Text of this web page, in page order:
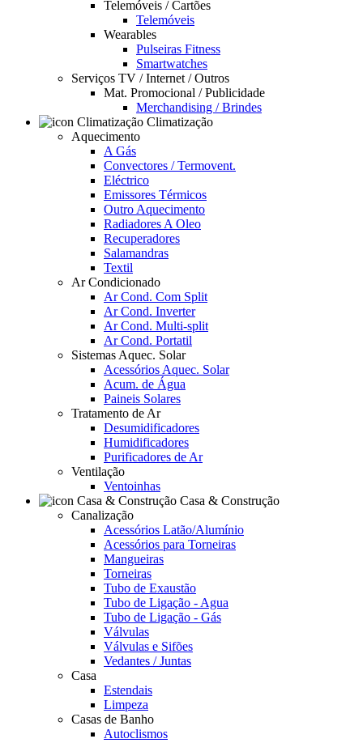
Telemóveis / Cartões
Telemóveis
Wearables
Pulseiras Fitness
Smartwatches
Serviços TV / Internet / Outros
Mat. Promocional / Publicidade
Merchandising / Brindes
Climatização
Aquecimento
A Gás
Convectores / Termovent.
Eléctrico
Emissores Térmicos
Outro Aquecimento
Radiadores A Oleo
Recuperadores
Salamandras
Textil
Ar Condicionado
Ar Cond. Com Split
Ar Cond. Inverter
Ar Cond. Multi-split
Ar Cond. Portatil
Sistemas Aquec. Solar
Acessórios Aquec. Solar
Acum. de Água
Paineis Solares
Tratamento de Ar
Desumidificadores
Humidificadores
Purificadores de Ar
Ventilação
Ventoinhas
Casa & Construção
Canalização
Acessórios Latão/Alumínio
Acessórios para Torneiras
Mangueiras
Torneiras
Tubo de Exaustão
Tubo de Ligação - Agua
Tubo de Ligação - Gás
Válvulas
Válvulas e Sifões
Vedantes / Juntas
Casa
Estendais
Limpeza
Casas de Banho
Autoclismos